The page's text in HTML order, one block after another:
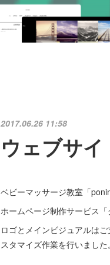
2017.06.26 11:58
ウェブサイ
ベビーマッサージ教室「
ホームページ制作サービス
ロゴとメインビジュアルは
スタマイズ作業を行いました。